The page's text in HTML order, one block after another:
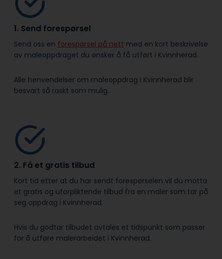
1. Send forespørsel
Send oss en forespørsel på nett med en kort beskrivelse
av maleoppdraget du ønsker å få utført i Kvinnherad.
Alle henvendelser om maleoppdrag i Kvinnherad blir
besvart så raskt som mulig.
2. Få et gratis tilbud
Kort tid etter at du har sendt forespørselen vil du motta
et gratis og uforpliktende tilbud fra en maler som tar på
seg oppdrag i Kvinnherad.
Hvis du godtar tilbudet avtales et tidspunkt som passer
for å utføre malerarbeidet i Kvinnherad.